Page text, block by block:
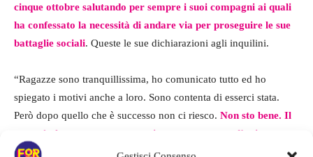
cinque ottobre salutando per sempre i suoi compagni ai quali
ha confessato la necessità di andare via per proseguire le sue
battaglie sociali. Queste le sue dichiarazioni agli inquilini.
“Ragazze sono tranquillissima, ho comunicato tutto ed ho
spiegato i motivi anche a loro. Sono contenta di esserci stata.
Però dopo quello che è successo non ci riesco. Non sto bene. Il
punto è che non posso stare qui con questo stato d’animo e
non ci riesco proprio.
E appena esco contatto Marco e ve lo